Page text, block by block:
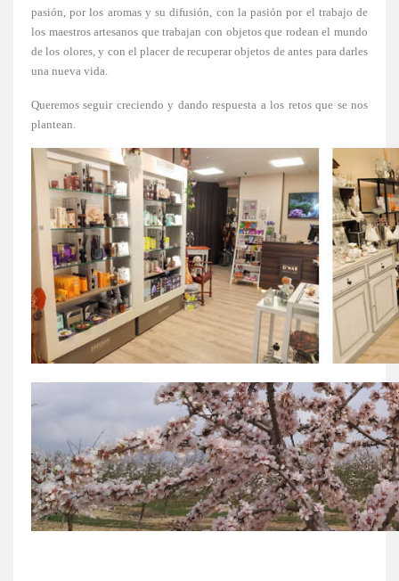
pasión, por los aromas y su difusión, con la pasión por el trabajo de
los maestros artesanos que trabajan con objetos que rodean el mundo
de los olores, y con el placer de recuperar objetos de antes para darles
una nueva vida.
Queremos seguir creciendo y dando respuesta a los retos que se nos
plantean.